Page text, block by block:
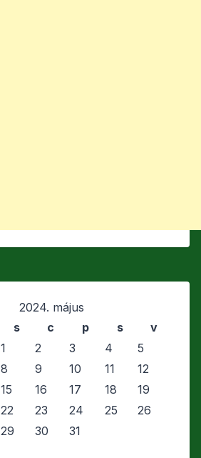
2024. május
s c p s
v
1
2 3 4
5
8 9 10 11
12
15 16 17 18
19
22 23 24 25
26
29 30 31